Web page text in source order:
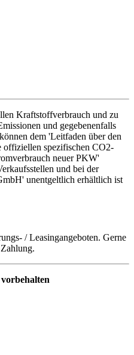
Kraftstoffverbrauch und zu
und gegebenenfalls
dem 'Leitfaden über den
spezifischen CO2-
neuer PKW'
und bei der
unentgeltlich erhältlich ist
/ Leasingangeboten. Gerne